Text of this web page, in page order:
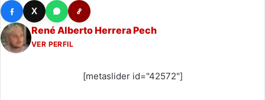
X
René Alberto Herrera Pech
VER PERFIL
[metaslider id="42572"]